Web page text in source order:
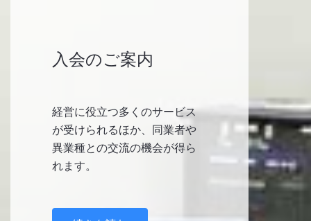
入会のご案内
経営に役立つ多くのサービス
が受けられるほか、同業者や
異業種との交流の機会が得ら
れます。